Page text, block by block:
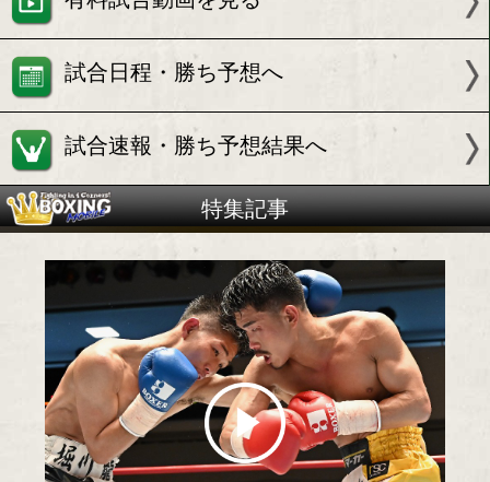
試合情報
有料試合動画を見る
試合日程・勝ち予想へ